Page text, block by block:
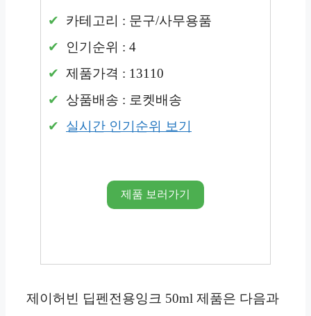
카테고리 : 문구/사무용품
인기순위 : 4
제품가격 : 13110
상품배송 : 로켓배송
실시간 인기순위 보기
제품 보러가기
제이허빈 딥펜전용잉크 50ml 제품은 다음과